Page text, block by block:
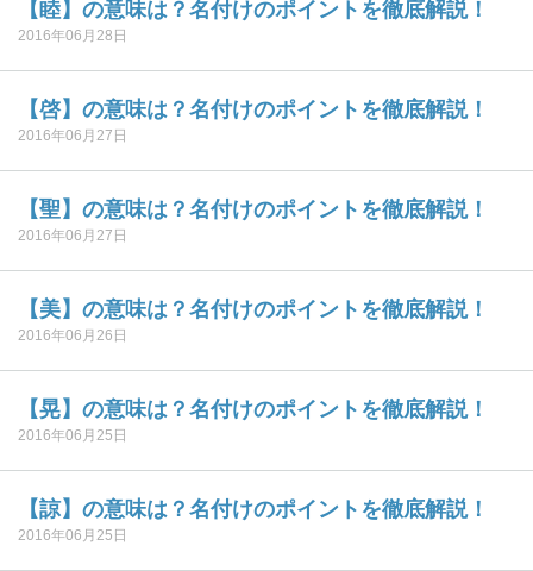
【睦】の意味は？名付けのポイントを徹底解説！
2016年06月28日
【啓】の意味は？名付けのポイントを徹底解説！
2016年06月27日
【聖】の意味は？名付けのポイントを徹底解説！
2016年06月27日
【美】の意味は？名付けのポイントを徹底解説！
2016年06月26日
【晃】の意味は？名付けのポイントを徹底解説！
2016年06月25日
【諒】の意味は？名付けのポイントを徹底解説！
2016年06月25日